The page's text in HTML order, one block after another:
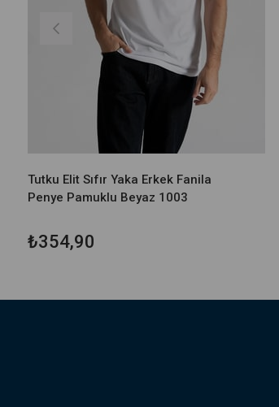
Tutku Elit Sıfır Yaka Erkek Fanila
Penye Pamuklu Beyaz 1003
₺354,90